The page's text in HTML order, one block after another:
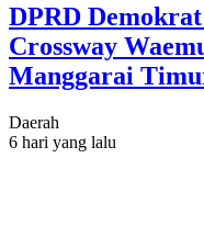
DPRD
Crossway
Manggarai
Daerah
6 hari yang lalu